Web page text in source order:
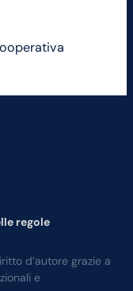
regole
d’autore grazie a
e